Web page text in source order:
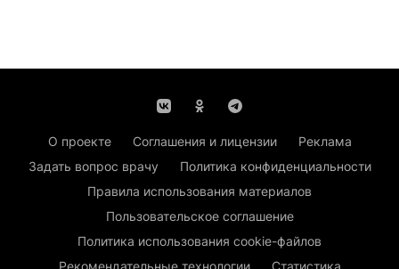
О проекте Соглашения и лицензии
Реклама
Задать вопрос врачу
Политика конфиденциальности
Правила использования материалов
Пользовательское соглашение
Политика использования cookie-файлов
Рекомендательные технологии
Статистика